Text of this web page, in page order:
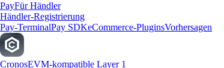
PayFür Händler
Händler-Registrierung
Pay-TerminalPay SDKeCommerce-PluginsVorhersagen
CronosEVM-kompatible Layer 1